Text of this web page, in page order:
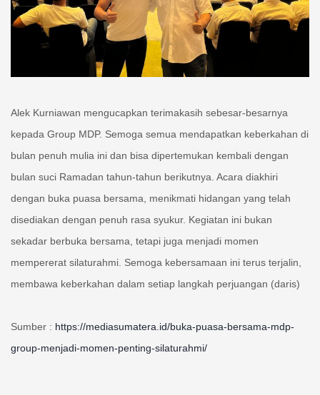
Alek Kurniawan mengucapkan terimakasih sebesar-besarnya
kepada Group MDP. Semoga semua mendapatkan keberkahan di
bulan penuh mulia ini dan bisa dipertemukan kembali dengan
bulan suci Ramadan tahun-tahun berikutnya. Acara diakhiri
dengan buka puasa bersama, menikmati hidangan yang telah
disediakan dengan penuh rasa syukur. Kegiatan ini bukan
sekadar berbuka bersama, tetapi juga menjadi momen
mempererat silaturahmi. Semoga kebersamaan ini terus terjalin,
membawa keberkahan dalam setiap langkah perjuangan (daris)
Sumber : https://mediasumatera.id/buka-puasa-bersama-mdp-
group-menjadi-momen-penting-silaturahmi/